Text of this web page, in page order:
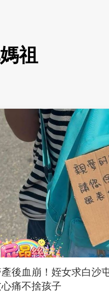
祖
後血崩！姪女求白沙
痛不捨孩子